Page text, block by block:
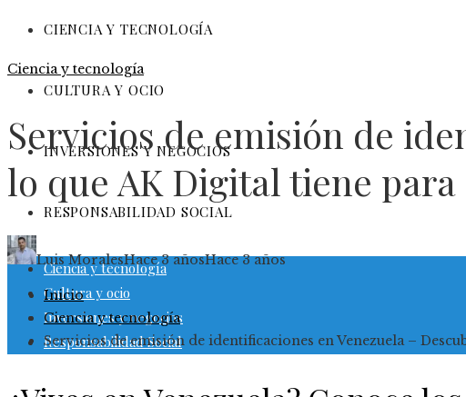
Cultura y ocio
Inversiones y negocios
Responsabilidad Social
CIENCIA Y TECNOLOGÍA
CULTURA Y OCIO
INVERSIONES Y NEGOCIOS
RESPONSABILIDAD SOCIAL
Ciencia y tecnología
Cultura y ocio
Inversiones y negocios
Responsabilidad Social
Ciencia y tecnología
Servicios de emisión de
lo que AK Digital tiene
Luis MoralesHace 3 añosHace 3 años
Inicio
Ciencia y tecnología
Servicios de emisión de identificaciones en Venezuela –